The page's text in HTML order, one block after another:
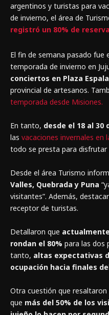
argentinos y turistas para
de invierno, el área de
registró un 80% de
El fin de semana pasado fue
temporada de invierno en
conciertos en Plaza Espala
provincial de artesanos.
temporada desde Misiones.
En tanto, desde el 18 al 30
las vacaciones invernales en
todo se presta para
Desde el área Turismo
Valles, Quebrada y Puna
visitantes”. Además,
receptor de turistas.
Detallaron que
rondan el 80% para las dos
tanto, altas expectativas
ocupación hacia finales
Otra cuestión que
que más del 50% de los